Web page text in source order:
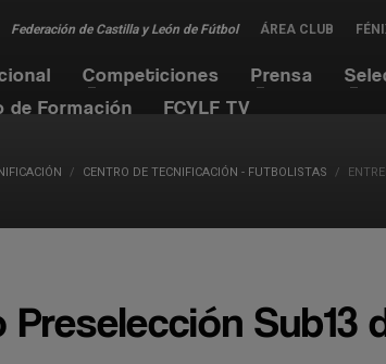
Federación de Castilla y León de Fútbol ÁREA CLUB
Competiciones Prensa
de Formación
FCYLF TV
CENTRO DE TECNIFICACIÓN - FUTBOLISTAS
Sub13